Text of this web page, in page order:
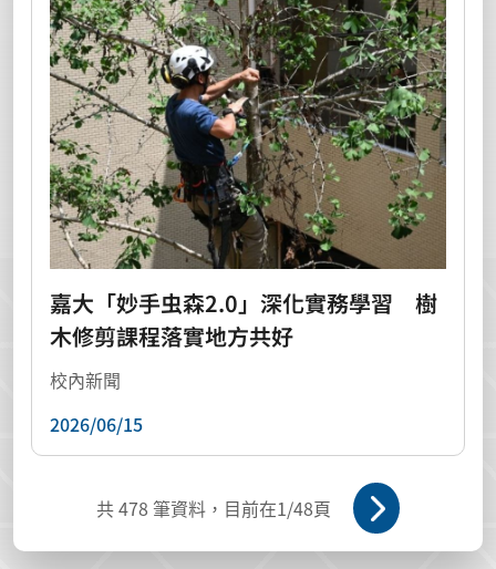
嘉大「妙手虫森2.0」深化實務學習 樹
木修剪課程落實地方共好
校內新聞
2026/06/15
共478 筆資料，目前在1/48頁